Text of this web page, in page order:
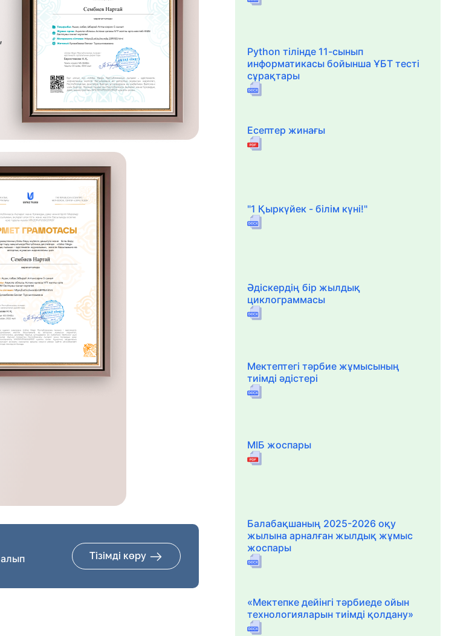
Тізімді көру
Python тілінде 11-сынып
информатикасы бойынша ҰБТ тесті
сұрақтары
Есептер жинағы
"1 Қыркүйек - білім күні!"
Әдіскердің бір жылдық
циклограммасы
Мектептегі тәрбие жұмысының
тиімді әдістері
МІБ жоспары
Балабақшаның 2025-2026 оқу
жылына арналған жылдық жұмыс
жоспары
«Мектепке дейінгі тәрбиеде ойын
технологияларын тиімді қолдану»